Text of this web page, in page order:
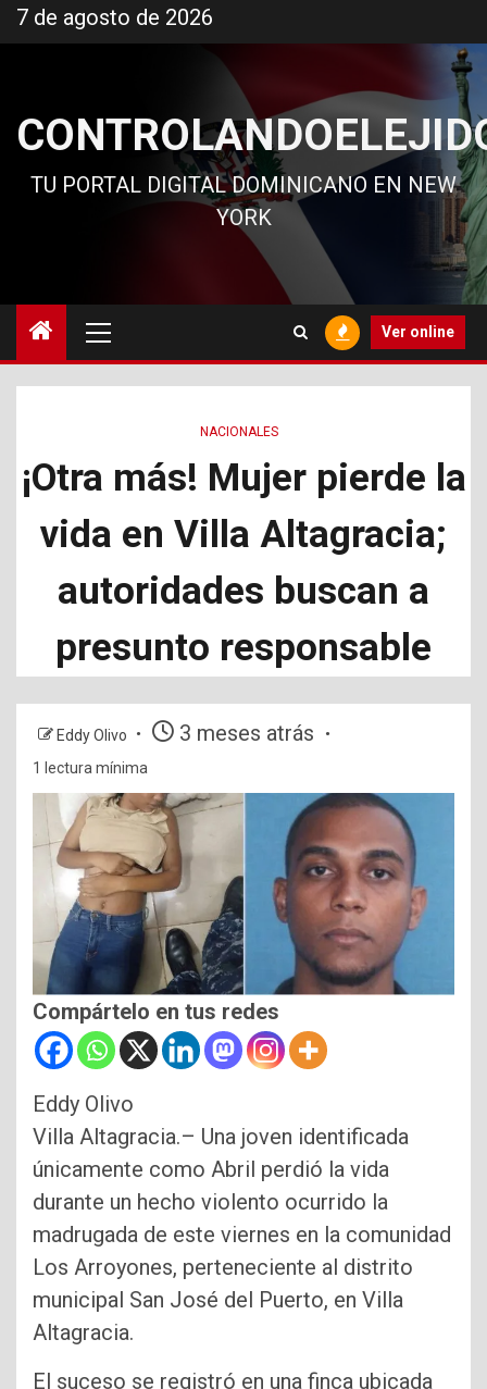
al
7 de agosto de 2026
TU PORTAL DIGITAL DOMINICANO EN NEW
YORK
principal
Ver online
NACIONALES
¡Otra más! Mujer pierde la
vida en Villa Altagracia;
autoridades buscan a
presunto responsable
Eddy Olivo 3 meses atrás
1 lectura mínima
Compártelo en tus redes
Eddy Olivo
Villa Altagracia.– Una joven identificada
únicamente como Abril perdió la vida
durante un hecho violento ocurrido la
madrugada de este viernes en la comunidad
Los Arroyones, perteneciente al distrito
municipal San José del Puerto, en Villa
Altagracia.
El suceso se registró en una finca ubicada